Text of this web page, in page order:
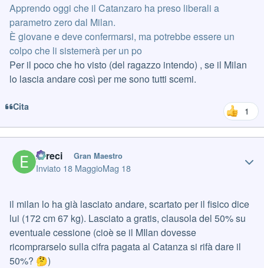
Apprendo oggi che il Catanzaro ha preso liberali a
parametro zero dal Milan.
È giovane e deve confermarsi, ma potrebbe essere un
colpo che li sistemerà per un po
Per il poco che ho visto (del ragazzo intendo) , se il Milan
lo lascia andare così per me sono tutti scemi.
Cita 1
Erreci Gran Maestro
Inviato 18 MaggioMag 18
il milan lo ha già lasciato andare, scartato per il fisico dice
lui (172 cm 67 kg). Lasciato a gratis, clausola del 50% su
eventuale cessione (cioè se il MIlan dovesse
ricomprarselo sulla cifra pagata al Catanza si rifà dare il
50%? 🤔)